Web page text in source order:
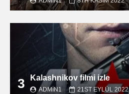
3 Kalashnikov filmi izle
ADMIN1 21ST EYLÜL 2022